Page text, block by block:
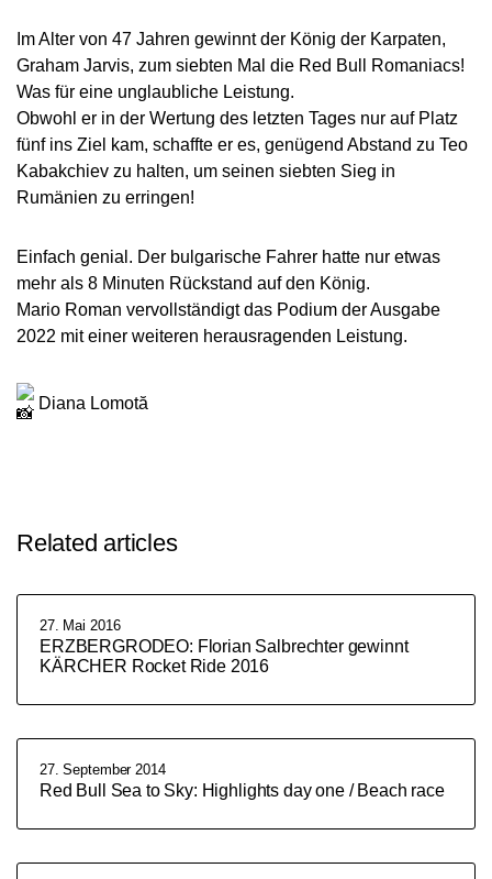
Im Alter von 47 Jahren gewinnt der König der Karpaten,
Graham Jarvis, zum siebten Mal die Red Bull Romaniacs!
Was für eine unglaubliche Leistung.
Obwohl er in der Wertung des letzten Tages nur auf Platz
fünf ins Ziel kam, schaffte er es, genügend Abstand zu Teo
Kabakchiev zu halten, um seinen siebten Sieg in
Rumänien zu erringen!
Einfach genial. Der bulgarische Fahrer hatte nur etwas
mehr als 8 Minuten Rückstand auf den König.
Mario Roman vervollständigt das Podium der Ausgabe
2022 mit einer weiteren herausragenden Leistung.
Diana Lomotă
Related articles
27. Mai 2016
ERZBERGRODEO: Florian Salbrechter gewinnt
KÄRCHER Rocket Ride 2016
27. September 2014
Red Bull Sea to Sky: Highlights day one / Beach race